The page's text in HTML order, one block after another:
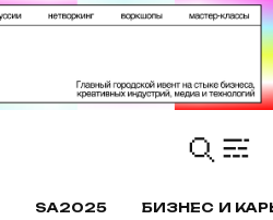
SA2025 БИЗНЕС И